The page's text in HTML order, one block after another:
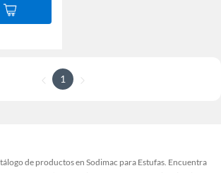
1
de productos en Sodimac para Estufas. Encuentra